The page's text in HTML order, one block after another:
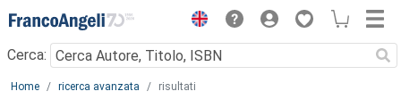
Menu
Cerca:
Main content
Home ricerca avanzata risultati